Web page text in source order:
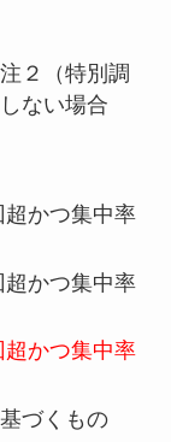
２（特別調
ない場合
かつ集中率
かつ集中率
かつ集中率
づくもの